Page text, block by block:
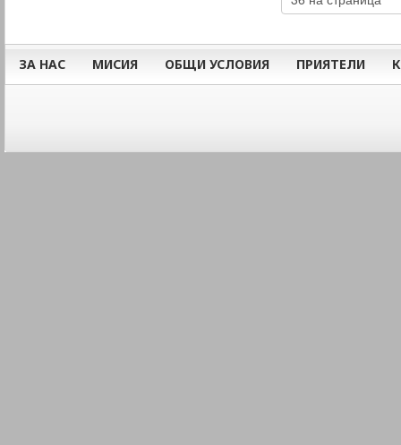
ЗА НАС МИСИЯ ОБЩИ УСЛОВИЯ ПРИЯТЕЛИ